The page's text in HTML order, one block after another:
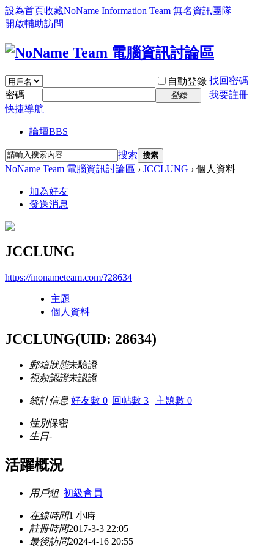
設為首頁收藏NoName Information Team 無名資訊團隊
開啟輔助訪問
自動登錄 找回密碼
密碼
登錄
我要註冊
快捷導航
論壇BBS
搜索 搜索
NoName Team 電腦資訊討論區 › JCCLUNG › 個人資料
加為好友
發送消息
JCCLUNG
https://inonameteam.com/?28634
主題
個人資料
JCCLUNG(UID: 28634)
郵箱狀態未驗證
視頻認證未認證
統計信息 好友數 0 |回帖數 3 | 主題數 0
性別保密
生日-
活躍概況
用戶組 初級會員
在線時間1 小時
註冊時間2017-3-3 22:05
最後訪問2024-4-16 20:55